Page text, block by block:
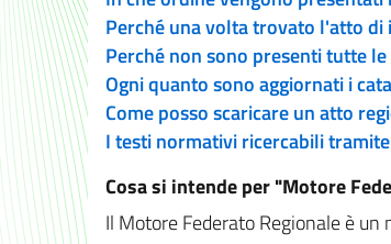
Perché una volta trovato l'atto
Perché non sono presenti tutte
Ogni quanto sono aggiornati i
Come posso scaricare un atto
I testi normativi ricercabili
Cosa si intende per "Motore
Il Motore Federato Regionale è